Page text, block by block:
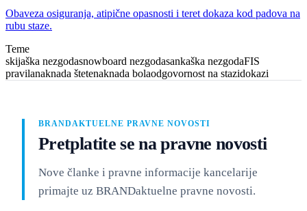
Obaveza osiguranja, atipične opasnosti i teret dokaza kod padova na
rubu staze.
Teme
skijaška nezgodasnowboard nezgodasankaška nezgodaFIS
pravilanaknada štetenaknada bolaodgovornost na stazidokazi
BRANDAKTUELNE PRAVNE NOVOSTI
Pretplatite se na pravne novosti
Nove članke i pravne informacije kancelarije
primajte uz BRANDaktuelne pravne novosti.